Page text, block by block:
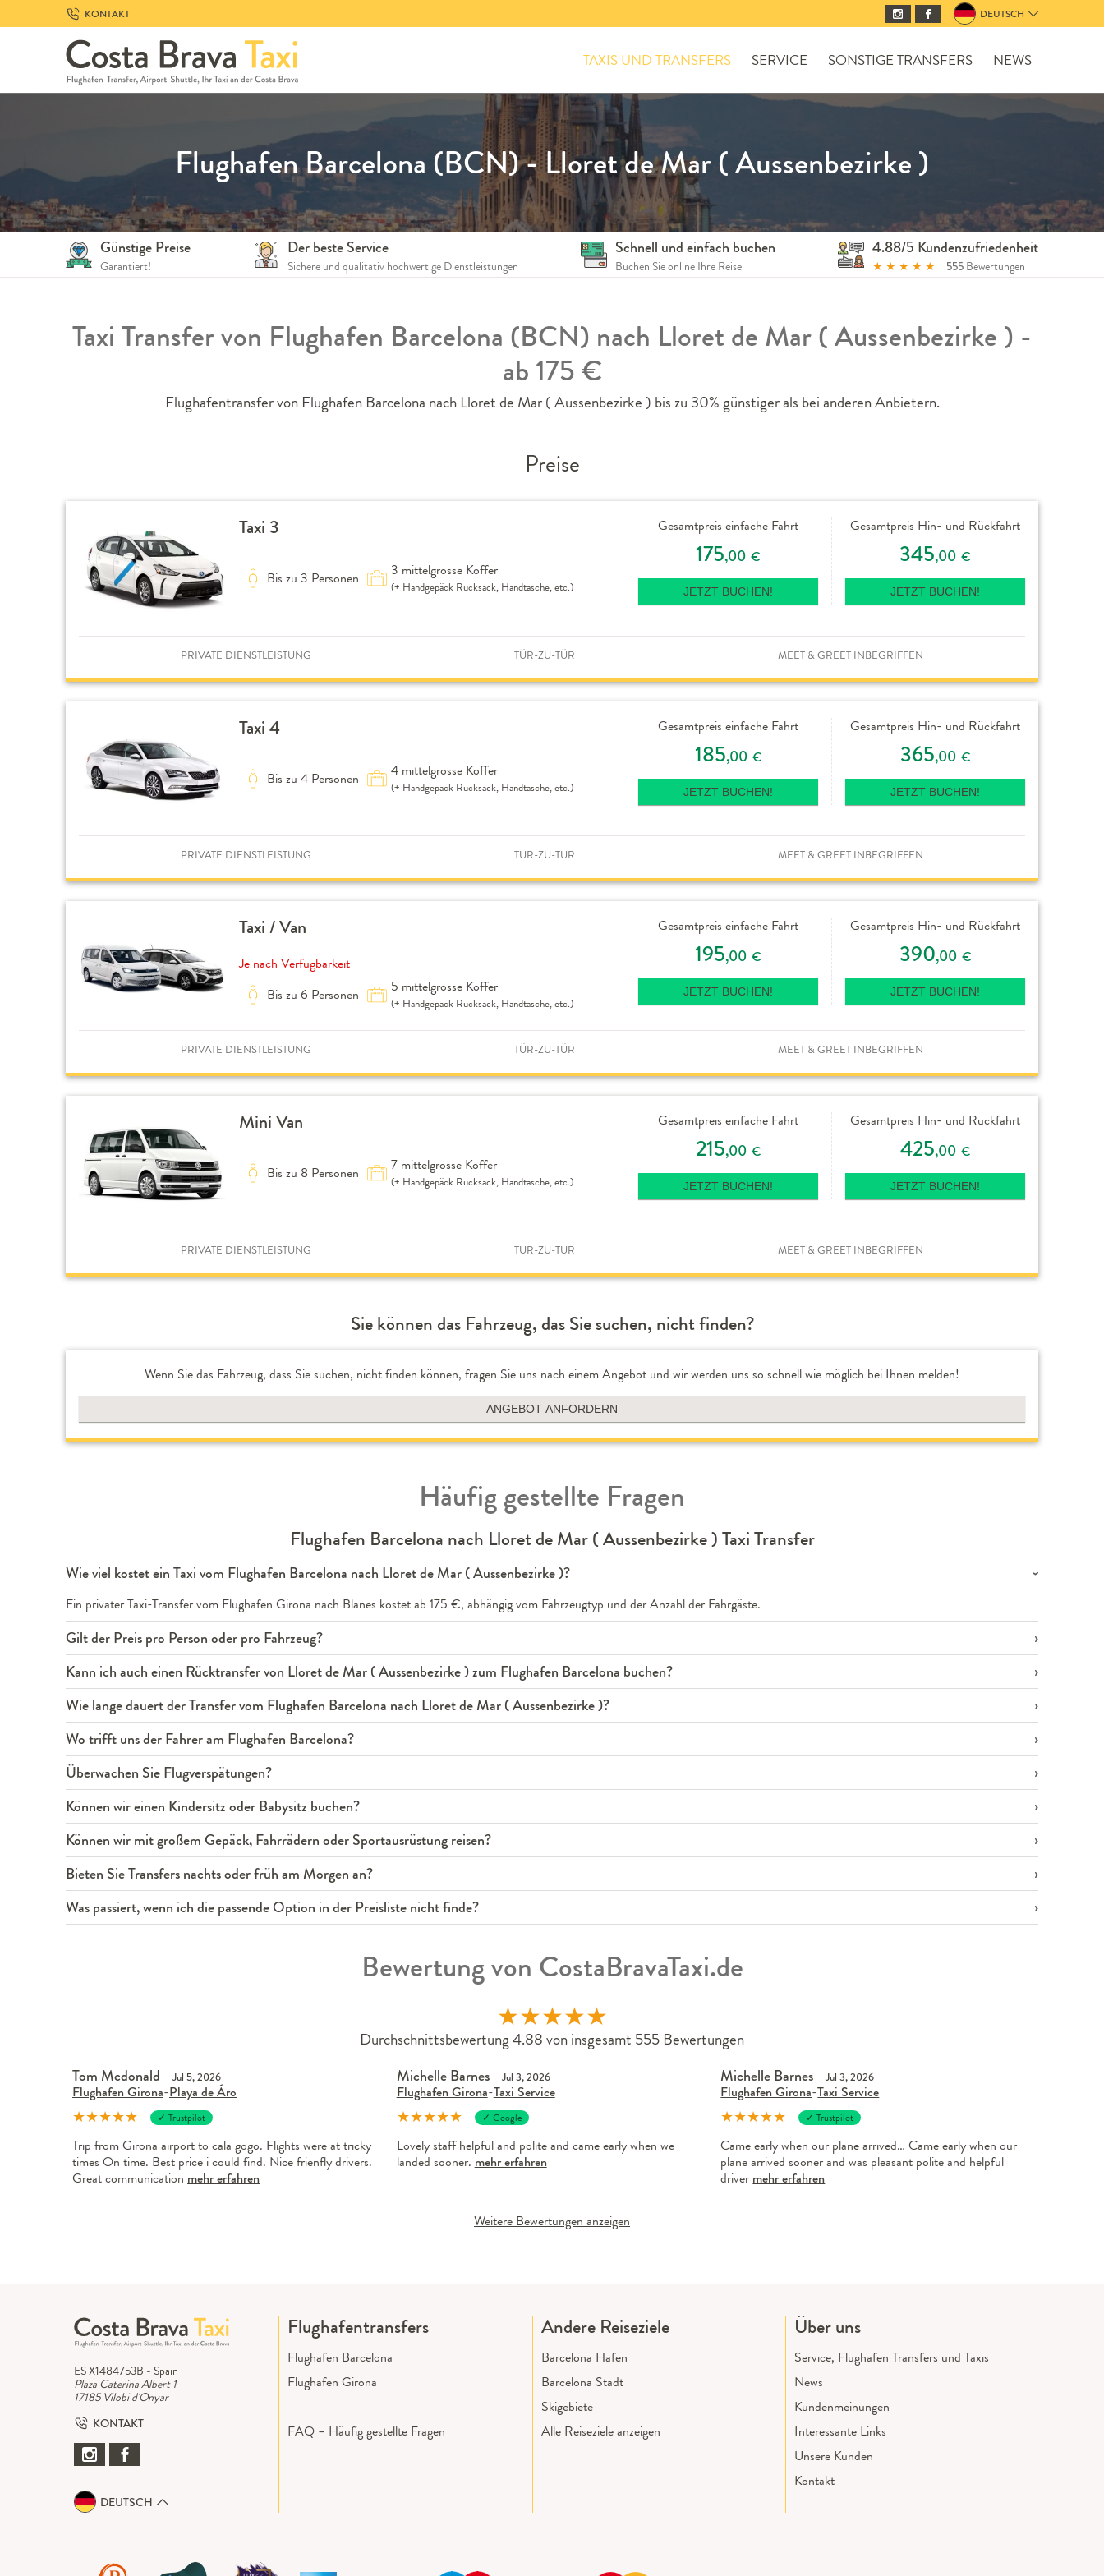
to
content
KONTAKT DEUTSCH
TAXIS UND TRANSFERS SERVICE SONSTIGE TRANSFERS NEWS
Günstige Preise
Garantiert!
Der beste Service
Sichere und qualitativ hochwertige Dienstleistungen
Schnell und einfach buchen
Buchen Sie online Ihre Reise
4.88/5 Kundenzufriedenheit
★ ★ ★ ★ ★ 555 Bewertungen
Flughafen Barcelona (BCN) - Lloret de Mar ( Aussenbezirke )
Taxi Transfer von Flughafen Barcelona (BCN) nach Lloret de Mar ( Aussenbezirke ) -
ab 175 €
Flughafentransfer von Flughafen Barcelona nach Lloret de Mar ( Aussenbezirke ) bis zu 30% günstiger als bei anderen Anbietern.
Preise
Taxi 3
Bis zu 3 Personen 3 mittelgrosse Koffer
(+ Handgepäck Rucksack, Handtasche, etc.)
Gesamtpreis einfache Fahrt
175,00 €
JETZT BUCHEN!
Gesamtpreis Hin- und Rückfahrt
345,00 €
JETZT BUCHEN!
PRIVATE DIENSTLEISTUNG TÜR-ZU-TÜR MEET & GREET INBEGRIFFEN
Taxi 4
Bis zu 4 Personen 4 mittelgrosse Koffer
(+ Handgepäck Rucksack, Handtasche, etc.)
Gesamtpreis einfache Fahrt
185,00 €
JETZT BUCHEN!
Gesamtpreis Hin- und Rückfahrt
365,00 €
JETZT BUCHEN!
PRIVATE DIENSTLEISTUNG TÜR-ZU-TÜR MEET & GREET INBEGRIFFEN
Taxi / Van
Je nach Verfügbarkeit
Bis zu 6 Personen
5 mittelgrosse Koffer
(+ Handgepäck Rucksack, Handtasche, etc.)
Gesamtpreis einfache Fahrt
195,00 €
JETZT BUCHEN!
Gesamtpreis Hin- und Rückfahrt
390,00 €
JETZT BUCHEN!
PRIVATE DIENSTLEISTUNG TÜR-ZU-TÜR MEET & GREET INBEGRIFFEN
Mini Van
Bis zu 8 Personen 7 mittelgrosse Koffer
(+ Handgepäck Rucksack, Handtasche, etc.)
Gesamtpreis einfache Fahrt
215,00 €
JETZT BUCHEN!
Gesamtpreis Hin- und Rückfahrt
425,00 €
JETZT BUCHEN!
PRIVATE DIENSTLEISTUNG TÜR-ZU-TÜR MEET & GREET INBEGRIFFEN
Sie können das Fahrzeug, das Sie suchen, nicht finden?
Wenn Sie das Fahrzeug, dass Sie suchen, nicht finden können, fragen Sie uns nach einem Angebot und wir werden uns so schnell wie möglich bei Ihnen melden!
ANGEBOT ANFORDERN
Häufig gestellte Fragen
Flughafen Barcelona nach Lloret de Mar ( Aussenbezirke ) Taxi Transfer
Wie viel kostet ein Taxi vom Flughafen Barcelona nach Lloret de Mar ( Aussenbezirke )?
Ein privater Taxi-Transfer vom Flughafen Girona nach Blanes kostet ab 175 €, abhängig vom Fahrzeugtyp und der Anzahl der Fahrgäste.
Gilt der Preis pro Person oder pro Fahrzeug?
Kann ich auch einen Rücktransfer von Lloret de Mar ( Aussenbezirke ) zum Flughafen Barcelona buchen?
Wie lange dauert der Transfer vom Flughafen Barcelona nach Lloret de Mar ( Aussenbezirke )?
Wo trifft uns der Fahrer am Flughafen Barcelona?
Überwachen Sie Flugverspätungen?
Können wir einen Kindersitz oder Babysitz buchen?
Können wir mit großem Gepäck, Fahrrädern oder Sportausrüstung reisen?
Bieten Sie Transfers nachts oder früh am Morgen an?
Was passiert, wenn ich die passende Option in der Preisliste nicht finde?
Bewertung von CostaBravaTaxi.de
★★★★★
Durchschnittsbewertung 4.88 von insgesamt 555 Bewertungen
Tom Mcdonald Jul 5, 2026
Flughafen Girona-Playa de Áro
★★★★★ ✓ Trustpilot
Trip from Girona airport to cala gogo. Flights were at tricky
times On time. Best price i could find. Nice frienfly drivers.
Great communication mehr erfahren
Michelle Barnes Jul 3, 2026
Flughafen Girona-Taxi Service
★★★★★ ✓ Google
Lovely staff helpful and polite and came early when we
landed sooner. mehr erfahren
Michelle Barnes Jul 3, 2026
Flughafen Girona-Taxi Service
★★★★★ ✓ Trustpilot
Came early when our plane arrived… Came early when our
plane arrived sooner and was pleasant polite and helpful
driver mehr erfahren
Weitere Bewertungen anzeigen
ES X1484753B - Spain
Plaza Caterina Albert 1
17185 Vilobi d'Onyar
KONTAKT
DEUTSCH
Flughafentransfers
Flughafen Barcelona
Flughafen Girona
FAQ – Häufig gestellte Fragen
Andere Reiseziele
Barcelona Hafen
Barcelona Stadt
Skigebiete
Alle Reiseziele anzeigen
Über uns
Service, Flughafen Transfers und Taxis
News
Kundenmeinungen
Interessante Links
Unsere Kunden
Kontakt